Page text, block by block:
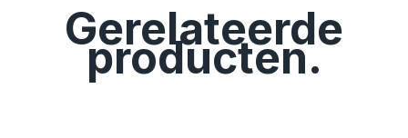
Gerelateerde
producten.